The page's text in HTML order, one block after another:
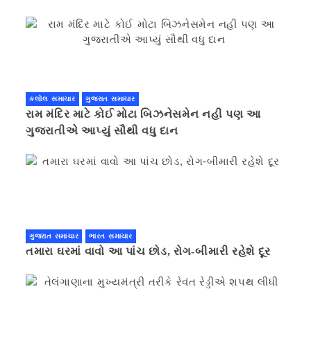
કલોલ સમાચાર ગુજરાત સમાચાર
રામ મંદિર માટે કોઈ મોટા બિઝનેસમેન નહી પણ આ
ગુજરાતીએ આપ્યું સૌથી વધુ દાન
ગુજરાત સમાચાર ભારત સમાચાર
તમારા ઘરમાં વાવો આ પાંચ છોડ, રોગ-બીમારી રહેશે દૂર